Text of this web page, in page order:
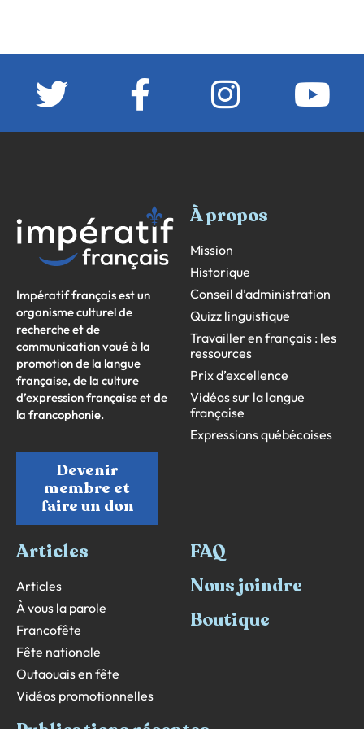
Impératif français est un
organisme culturel de
recherche et de
communication voué à la
promotion de la langue
française, de la culture
d’expression française et de
la francophonie.
Devenir
membre et
faire un don
À propos
Mission
Historique
Conseil d’administration
Quizz linguistique
Travailler en français : les
ressources
Prix d’excellence
Vidéos sur la langue
française
Expressions québécoises
Articles
Articles
À vous la parole
Francofête
Fête nationale
Outaouais en fête
Vidéos promotionnelles
FAQ
Nous joindre
Boutique